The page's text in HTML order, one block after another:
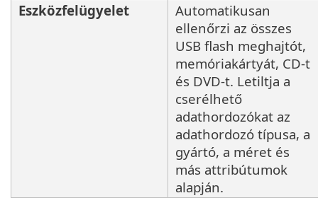
Eszközfelügyelet
Automatikusan
ellenőrzi az összes
USB flash meghajtót,
memóriakártyát, CD-t
és DVD-t. Letiltja a
cserélhető
adathordozókat az
adathordozó típusa, a
gyártó, a méret és
más attribútumok
alapján.